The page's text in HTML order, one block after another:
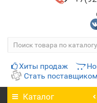
Хиты продаж
Стать поставщиком
Каталог